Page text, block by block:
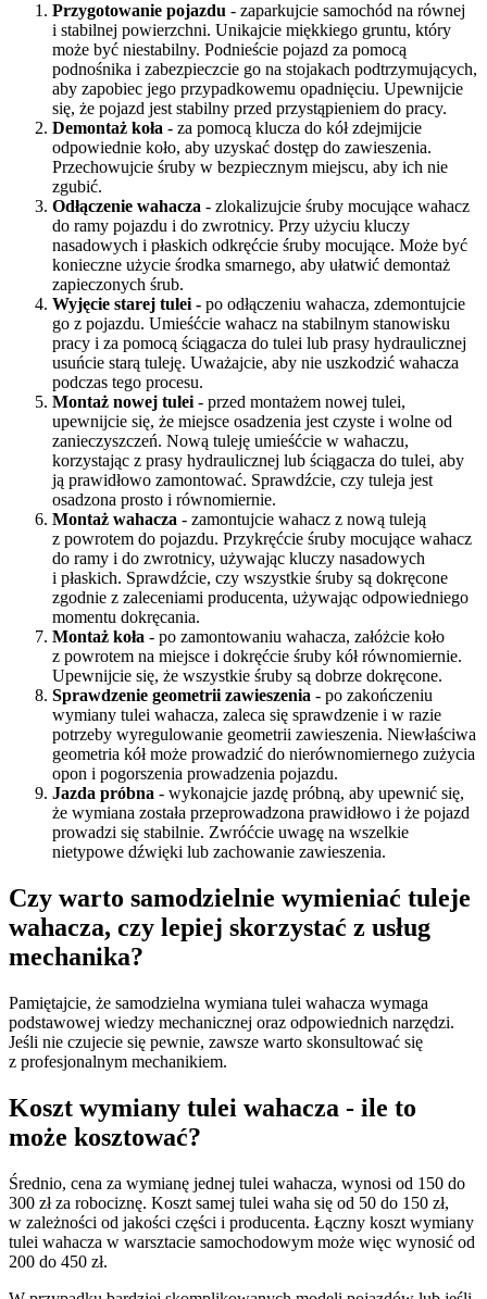
Przygotowanie pojazdu - zaparkujcie samochód na równej
i stabilnej powierzchni. Unikajcie miękkiego gruntu, który
może być niestabilny. Podnieście pojazd za pomocą
podnośnika i zabezpieczcie go na stojakach podtrzymujących,
aby zapobiec jego przypadkowemu opadnięciu. Upewnijcie
się, że pojazd jest stabilny przed przystąpieniem do pracy.
Demontaż koła - za pomocą klucza do kół zdejmijcie
odpowiednie koło, aby uzyskać dostęp do zawieszenia.
Przechowujcie śruby w bezpiecznym miejscu, aby ich nie
zgubić.
Odłączenie wahacza - zlokalizujcie śruby mocujące wahacz
do ramy pojazdu i do zwrotnicy. Przy użyciu kluczy
nasadowych i płaskich odkręćcie śruby mocujące. Może być
konieczne użycie środka smarnego, aby ułatwić demontaż
zapieczonych śrub.
Wyjęcie starej tulei - po odłączeniu wahacza, zdemontujcie
go z pojazdu. Umieśćcie wahacz na stabilnym stanowisku
pracy i za pomocą ściągacza do tulei lub prasy hydraulicznej
usuńcie starą tuleję. Uważajcie, aby nie uszkodzić wahacza
podczas tego procesu.
Montaż nowej tulei - przed montażem nowej tulei,
upewnijcie się, że miejsce osadzenia jest czyste i wolne od
zanieczyszczeń. Nową tuleję umieśćcie w wahaczu,
korzystając z prasy hydraulicznej lub ściągacza do tulei, aby
ją prawidłowo zamontować. Sprawdźcie, czy tuleja jest
osadzona prosto i równomiernie.
Montaż wahacza - zamontujcie wahacz z nową tuleją
z powrotem do pojazdu. Przykręćcie śruby mocujące wahacz
do ramy i do zwrotnicy, używając kluczy nasadowych
i płaskich. Sprawdźcie, czy wszystkie śruby są dokręcone
zgodnie z zaleceniami producenta, używając odpowiedniego
momentu dokręcania.
Montaż koła - po zamontowaniu wahacza, załóżcie koło
z powrotem na miejsce i dokręćcie śruby kół równomiernie.
Upewnijcie się, że wszystkie śruby są dobrze dokręcone.
Sprawdzenie geometrii zawieszenia - po zakończeniu
wymiany tulei wahacza, zaleca się sprawdzenie i w razie
potrzeby wyregulowanie geometrii zawieszenia. Niewłaściwa
geometria kół może prowadzić do nierównomiernego zużycia
opon i pogorszenia prowadzenia pojazdu.
Jazda próbna - wykonajcie jazdę próbną, aby upewnić się,
że wymiana została przeprowadzona prawidłowo i że pojazd
prowadzi się stabilnie. Zwróćcie uwagę na wszelkie
nietypowe dźwięki lub zachowanie zawieszenia.
Czy warto samodzielnie wymieniać tuleje
wahacza, czy lepiej skorzystać z usług
mechanika?
Pamiętajcie, że samodzielna wymiana tulei wahacza wymaga
podstawowej wiedzy mechanicznej oraz odpowiednich narzędzi.
Jeśli nie czujecie się pewnie, zawsze warto skonsultować się
z profesjonalnym mechanikiem.
Koszt wymiany tulei wahacza - ile to
może kosztować?
Średnio, cena za wymianę jednej tulei wahacza, wynosi od 150 do
300 zł za robociznę. Koszt samej tulei waha się od 50 do 150 zł,
w zależności od jakości części i producenta. Łączny koszt wymiany
tulei wahacza w warsztacie samochodowym może więc wynosić od
200 do 450 zł.